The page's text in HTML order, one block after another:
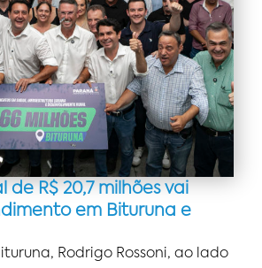
de R$ 20,7 milhões vai
em Bituruna e
Rodrigo Rossoni, ao lado